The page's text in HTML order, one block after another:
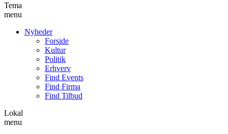
Tema
menu
Nyheder
Forside
Kultur
Politik
Erhverv
Find Events
Find Firma
Find Tilbud
Lokal
menu